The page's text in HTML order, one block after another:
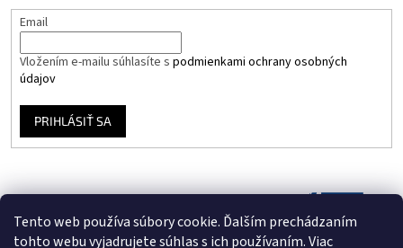
Tento web používa súbory cookie. Ďalším prechádzaním
tohto webu vyjadrujete súhlas s ich používaním. Viac
Email
Vložením e-mailu súhlasíte s podmienkami ochrany osobných
údajov
PRIHLÁSIŤ SA